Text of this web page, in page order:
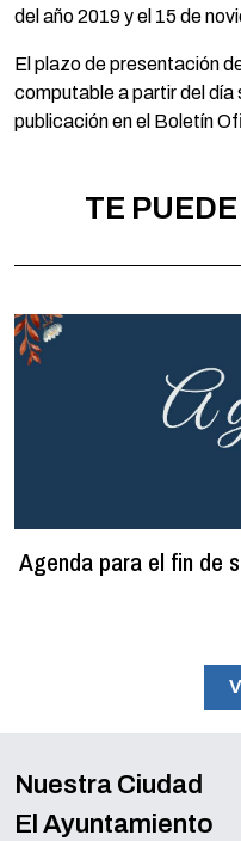
del año 2019 y el 15 de
El plazo de presentación
computable a partir del día
publicación en el Boletín
TE
Agenda para el fin de
Nuestra Ciudad
El Ayuntamiento